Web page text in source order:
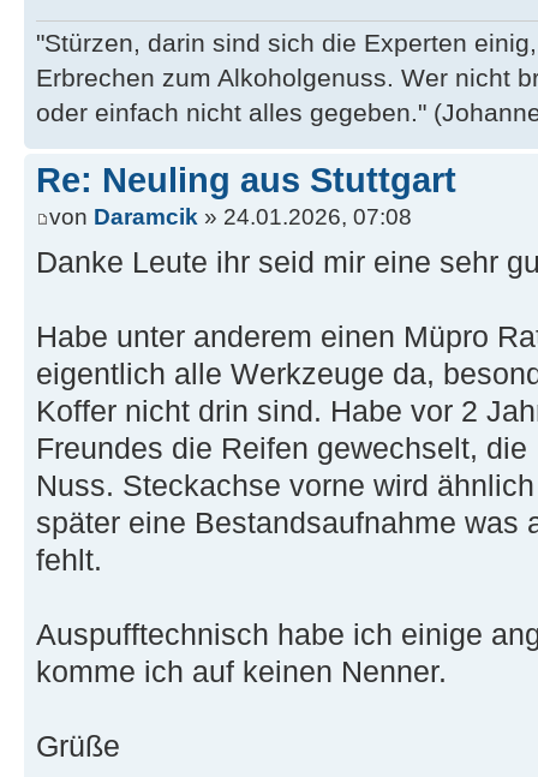
"Stürzen, darin sind sich die Experten
Erbrechen zum Alkoholgenuss. Wer nicht
oder einfach nicht alles gegeben."
Re: Neuling aus Stuttgart
von Daramcik » 24.01.2026, 07:08
Danke Leute ihr seid mir eine sehr
Habe unter anderem einen Müpro
eigentlich alle Werkzeuge da,
Koffer nicht drin sind. Habe vor 2
Freundes die Reifen gewechselt,
Nuss. Steckachse vorne wird
später eine Bestandsaufnahme was
fehlt.
Auspufftechnisch habe ich einige
komme ich auf keinen Nenner.
Grüße